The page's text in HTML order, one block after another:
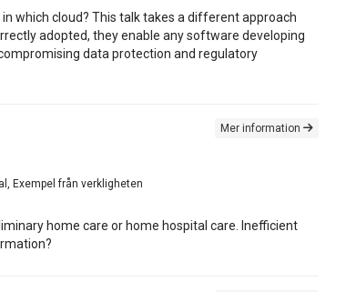
which cloud? This talk takes a different approach
adopted, they enable any software developing
data protection and regulatory
Exempel från verkligheten
Mer information
home care or home hospital care. Inefficient